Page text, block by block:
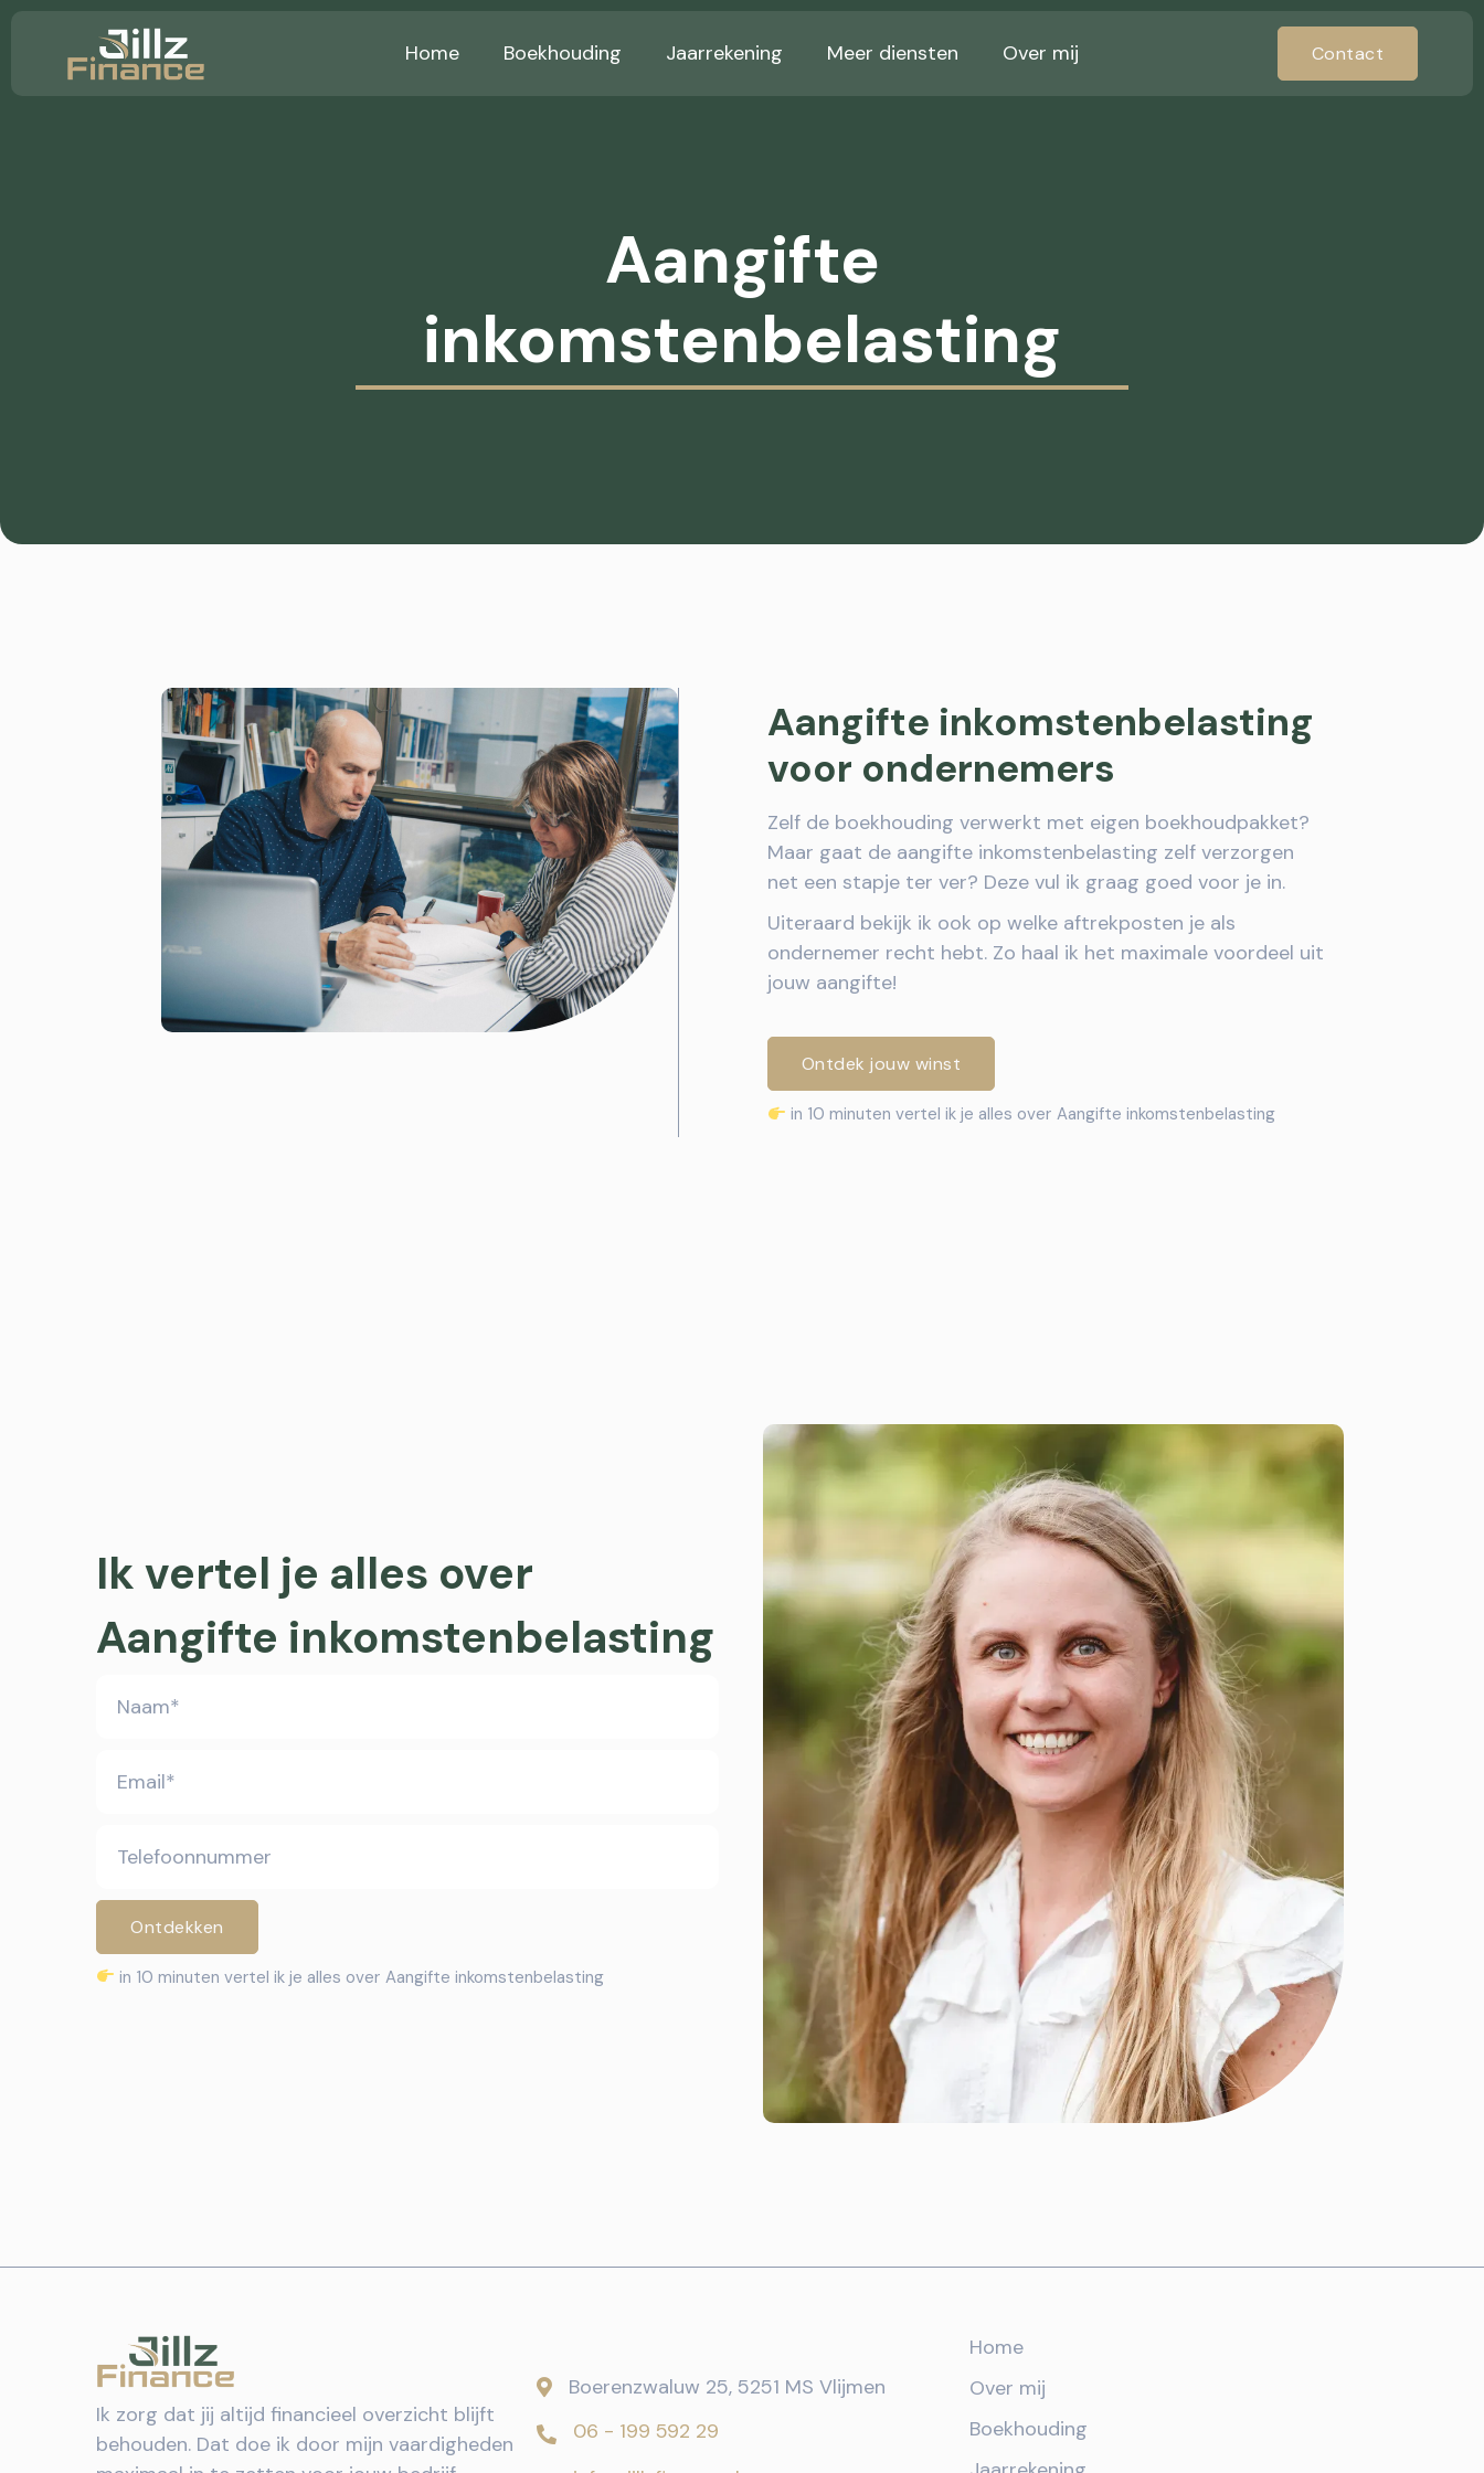
Home Boekhouding Jaarrekening Meer diensten Over mij Contact
Aangifte
inkomstenbelasting
Aangifte inkomstenbelasting
voor ondernemers
Zelf de boekhouding verwerkt met eigen boekhoudpakket?
Maar gaat de aangifte inkomstenbelasting zelf verzorgen
net een stapje ter ver? Deze vul ik graag goed voor je in.
Uiteraard bekijk ik ook op welke aftrekposten je als
ondernemer recht hebt. Zo haal ik het maximale voordeel uit
jouw aangifte!
Ontdek jouw winst
in 10 minuten vertel ik je alles over Aangifte inkomstenbelasting
Ik vertel je alles over
Aangifte inkomstenbelasting
in 10 minuten vertel ik je alles over Aangifte inkomstenbelasting
Ik zorg dat jij altijd financieel overzicht blijft
behouden. Dat doe ik door mijn vaardigheden
 Boerenzwaluw 25, 5251 MS Vlijmen
 06 - 199 592 29
Home
Over mij
Boekhouding